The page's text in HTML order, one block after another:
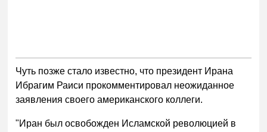
Чуть позже стало известно, что президент Ирана
Ибрагим Раиси прокомментировал неожиданное
заявления своего американского коллеги.
"Иран был освобожден Исламской революцией в